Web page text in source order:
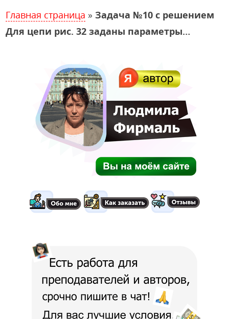
Главная страница » Задача №10 с решением
Для цепи рис. 32 заданы параметры…